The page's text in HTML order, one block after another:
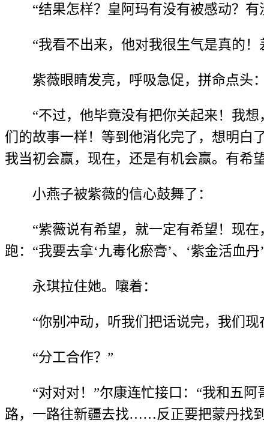
“结果怎样？皇阿玛有没有被感动？有
“我看不出来，他对我很生气是真的！
紫薇眼睛发亮，呼吸急促，拼命点头：
“不过，他毕竟没有把你关起来！我
们的故事一样！等到他消化完了，想明白
我当初会赢，现在，还是有机会赢。有希
小燕子被紫薇的信心鼓舞了：
“紫薇说有希望，就一定有希望！现
跑：“我要去拿‘九毒化瘀膏’、‘紫金活血
永琪拉住她。嚷着：
“你别冲动，听我们把话说完，我们
“分工合作？”
“对对对！”尔康连忙接口：“我和五
路，一路往新疆去找……反正要把蒙丹找